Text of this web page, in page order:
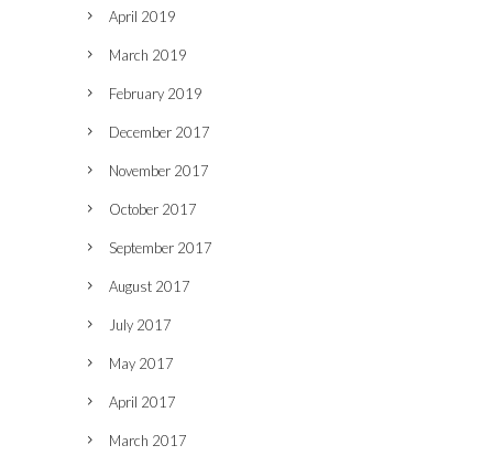
April 2019
March 2019
February 2019
December 2017
November 2017
October 2017
September 2017
August 2017
July 2017
May 2017
April 2017
March 2017